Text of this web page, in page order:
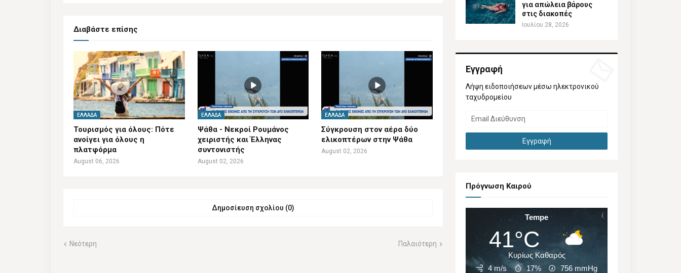
Διαβάστε επίσης
ΕΛΛΆΔΑ
Τουρισμός για όλους: Πότε
ανοίγει για όλους η
πλατφόρμα
August 06, 2026
ΕΛΛΆΔΑ
Ψάθα - Νεκροί Ρουμάνος
χειριστής και Έλληνας
συντονιστής
August 02, 2026
ΕΛΛΆΔΑ
Σύγκρουση στον αέρα δύο
ελικοπτέρων στην Ψάθα
August 02, 2026
Δημοσίευση σχολίου (0)
Νεότερη Παλαιότερη
για απώλεια βάρους
στις διακοπές
Ιουλίου 28, 2026
Εγγραφή
Λήψη ειδοποιήσεων μέσω ηλεκτρονικού
ταχυδρομείου
Πρόγνωση Καιρού
Tempe
41°C
Κυρίως Καθαρός
4 m/s
17% 756 mmHg